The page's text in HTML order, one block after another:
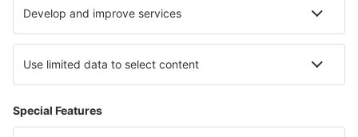
Țări